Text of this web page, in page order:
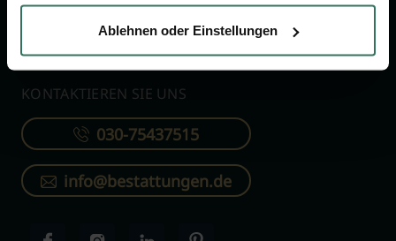
Ablehnen oder Einstellungen
Für Bestatter
KONTAKTIEREN SIE UNS
030-75437515
info@bestattungen.de